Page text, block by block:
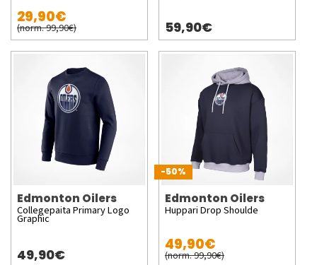
29,90€
(norm. 99,90€) 59,90€
Edmonton Oilers
Collegepaita Primary Logo
Graphic
49,90€
-50%
Edmonton Oilers
Huppari Drop Shoulde
49,90€
(norm. 99,90€)